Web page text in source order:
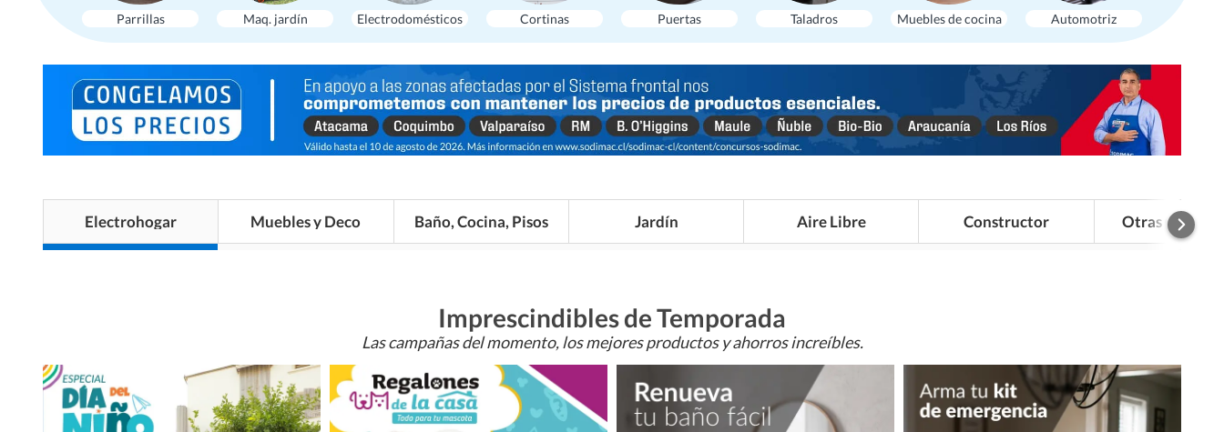
Parrillas Maq. jardín Electrodomésticos Cortinas Puertas Taladros Muebles de cocina Automotriz
Electrohogar Muebles y Deco Baño, Cocina, Pisos Jardín Aire Libre Constructor Otras
Imprescindibles de Temporada
Las campañas del momento, los mejores productos y ahorros increíbles.